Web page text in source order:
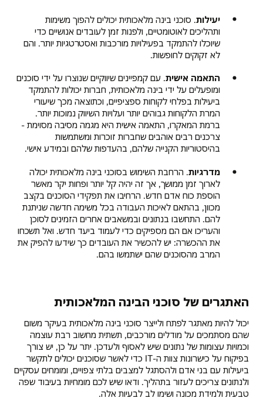
יעילות. סוכני בינה מלאכותית יכולים להפוך משימות
ותהליכים לאוטומטיים, ולפנות זמן לעובדים אנושיים כדי
שיוכלו להתמקד בפעילויות מורכבות ואסטרטגיות יותר. והם
לא זקוקים לחופשות.
התאמה אישית. עם קמפיינים שיווקיים שנוצרו על ידי סוכנים
ומופעלים על ידי בינה מלאכותית, חברות יכולות להתמקד
ביעילות בפלחי לקוחות ספציפיים, וכתוצאה מכך שיעורי
המרת הלקוחות גבוהים יותר ועלויות השיווק נמוכות יותר.
ברמת המאקרו, התאמה אישית היא מגמה מסיבה מסוימת -
צרכנים רבים אוהבים שחברות זוכרות ומשתמשות
בהיסטוריות הקנייה שלהם, בהעדפות שלהם ובמידע אישי.
מדרגיות. הרחבת השימוש בסוכני בינה מלאכותית יכולה
לארוך זמן ממושך, אך זה יהיה קל יותר ופחות יקר מאשר
הוספת כוח אדם חדש. הרחיבו את תפקידי הסוכנים בקצב
מכוון, בהתאם לאיכות העבודה בכל משימה חדשה שניתנת
להם. התחשבו בנתונים ובמשאבים אחרים הזמינים לסוכן
והעריכו אם הם מספיקים כדי לעמוד ביעד חדש. ואל תשכחו
את ההכשרה: יש להכשיר את העובדים כך שידעו להפיק את
המרב מהסוכנים שהם ישתמשו בהם.
האתגרים של סוכני הבינה המלאכותית
יכול להיות מאתגר לפתח ולייצר סוכני בינה מלאכותית בעיקר משום
שהם מסתמכים על מודלים מורכבים, תשתית מחשוב רבת עוצמה
וכמויות עצומות של נתונים שיש לאסוף ולעדכן. יתר על כן, יש צורך
בפיקוח על כישרונות צוות ה-IT כדי לאשר שסוכנים יכולים לתקשר
ביעילות עם בני אדם ולהסתגל למצבים בלתי צפויים, ומומחים עסקיים
ולנתונים צריכים לעזור בתהליך. ודאו שיש לכם מומחיות בעיבוד שפה
טבעית ולמידת מכונה ושימו לב לבעיות אלה.